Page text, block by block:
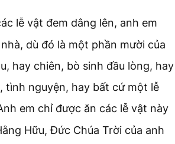
lễ vật đem dâng lên, anh em
dù đó là một phần mười của
hay chiên, bò sinh đầu lòng, hay
tình nguyện, hay bất cứ một lễ
em chỉ được ăn các lễ vật này
Hữu, Đức Chúa Trời của anh